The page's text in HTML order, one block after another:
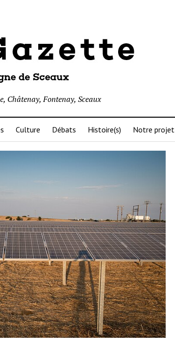
Châtenay, Fontenay, Sceaux
Culture Débats Histoire(s) Notre projet